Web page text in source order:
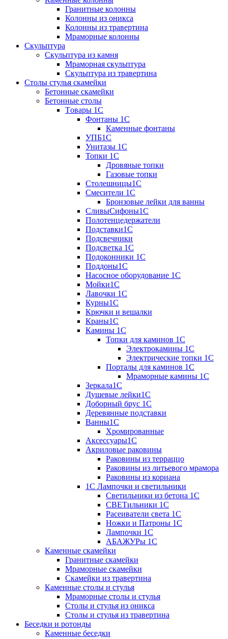
Гранитные колонны
Колонны из оникса
Колонны из травертина
Мраморные колонны
Скульптура
Скульптура из камня
Мраморная скульптура
Скульптура из травертина
Столы стулья скамейки
Бетонные скамейки
Бетонные столы
Tовары 1C
Фонтаны 1C
Каменные фонтаны
УПБ1С
Унитазы 1С
Топки 1С
Дровяные топки
Газовые топки
Столешницы1С
Смесители 1С
Бронзовые лейки для ванны
СливыСифоны1С
Полотенцедержатели
Подставки1С
Подсвечники
Подсветка 1С
Подоконники 1С
Поддоны1С
Насосное оборудование 1С
Мойки1С
Лавочки 1С
Курны1С
Крючки и вешалки
Краны1С
Камины 1C
Топки для каминов 1C
Электрокамины 1С
Электрические топки 1C
Порталы для каминов 1С
Мраморные камины 1C
Зеркала1С
Душевые лейки1С
Доборный брус 1С
Деревянные подставки
Ванны1С
Хромированные
Аксессуары1С
Акриловые раковины
Раковины из терраццо
Раковины из литьевого мрамора
Раковины из кориана
1С Лампочки и светильники
Светильники из бетона 1С
СВЕТильники 1С
Расеиватели света 1С
Ножки и Патроны 1С
Лампочки 1С
АБАЖУРы 1С
Каменные скамейки
Гранитные скамейки
Мраморные скамейки
Скамейки из травертина
Каменные столы и стулья
Мраморные столы и стулья
Столы и стулья из оникса
Столы и стулья из травертина
Беседки и ротонды
Каменные беседки